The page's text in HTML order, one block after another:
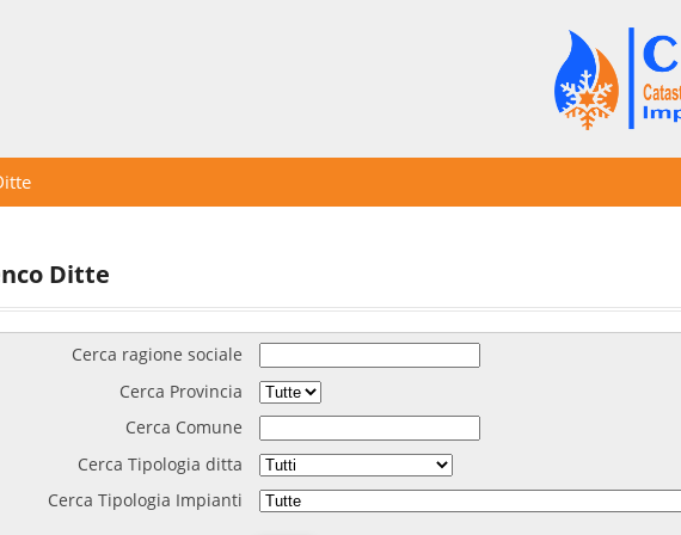
Ditte
Cerca ragione sociale
Cerca Provincia
Cerca Comune
Cerca Tipologia ditta
Cerca Tipologia Impianti